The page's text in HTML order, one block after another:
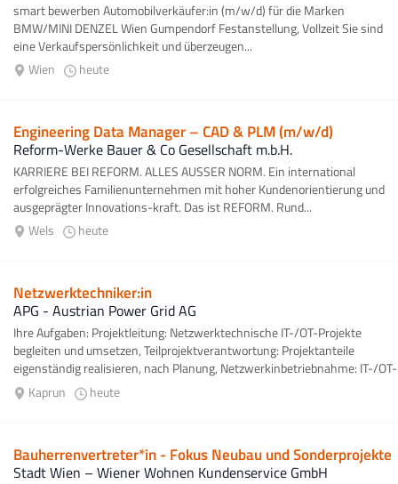
smart bewerben Automobilverkäufer:in (m/w/d) für die Marken
BMW/MINI DENZEL Wien Gumpendorf Festanstellung, Vollzeit Sie sind
eine Verkaufspersönlichkeit und überzeugen...
Wien
heute
Engineering Data Manager – CAD & PLM (m/w/d)
Reform-Werke Bauer & Co Gesellschaft m.b.H.
KARRIERE BEI REFORM. ALLES AUSSER NORM. Ein international
erfolgreiches Familienunternehmen mit hoher Kundenorientierung und
ausgeprägter Innovations-kraft. Das ist REFORM. Rund...
Wels
heute
Netzwerktechniker:in
APG - Austrian Power Grid AG
Ihre Aufgaben: Projektleitung: Netzwerktechnische IT-/OT-Projekte
begleiten und umsetzen, Teilprojektverantwortung: Projektanteile
eigenständig realisieren, nach Planung, Netzwerkinbetriebnahme: IT-/OT-
Netze...Kaprun heute
Bauherrenvertreter*in - Fokus Neubau und Sonderprojekte
Stadt Wien – Wiener Wohnen Kundenservice GmbH